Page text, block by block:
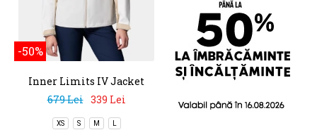
-50%
Inner Limits IV Jacket
679 Lei 339 Lei
XS S M L